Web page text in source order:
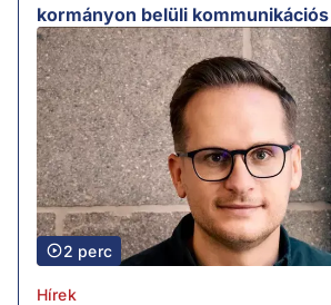
kormányon belüli
2 perc
Hírek